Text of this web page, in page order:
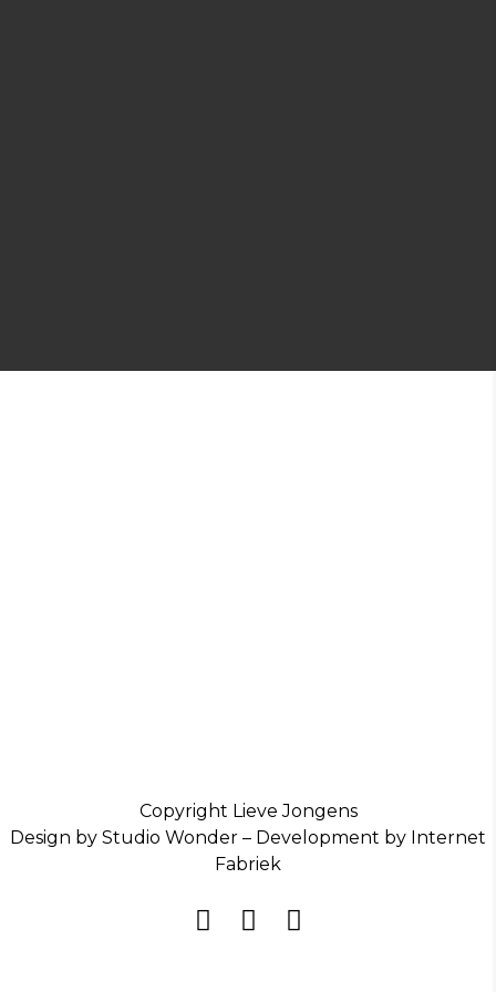
Copyright Lieve Jongens
Design by Studio Wonder – Development by Internet
Fabriek